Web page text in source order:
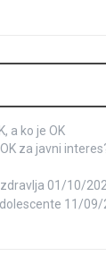
a ko je OK
za javni
01/10/
11/09/